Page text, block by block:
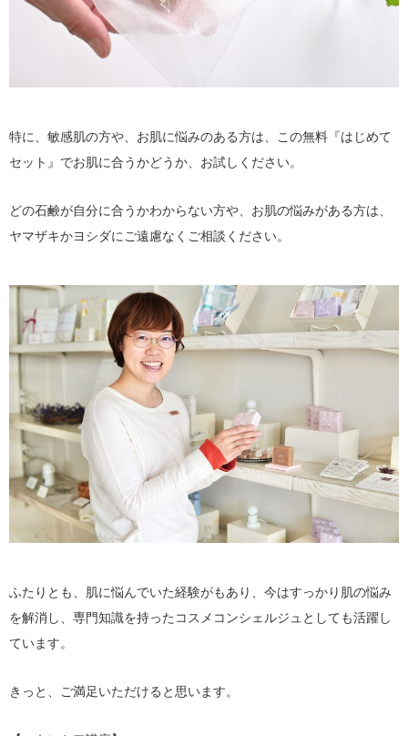
特に、敏感肌の方や、お肌に悩みのある方は、この無料『はじめて
セット』でお肌に合うかどうか、お試しください。
どの石鹸が自分に合うかわからない方や、お肌の悩みがある方は、
ヤマザキかヨシダにご遠慮なくご相談ください。
ふたりとも、肌に悩んでいた経験がもあり、今はすっかり肌の悩み
を解消し、専門知識を持ったコスメコンシェルジュとしても活躍し
ています。
きっと、ご満足いただけると思います。